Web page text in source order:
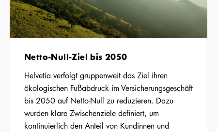
Netto-Null-Ziel bis 2050
Helvetia verfolgt gruppenweit das Ziel ihren
ökologischen Fußabdruck im Versicherungsgeschäft
bis 2050 auf Netto-Null zu reduzieren. Dazu
wurden klare Zwischenziele definiert, um
kontinuierlich den Anteil von Kundinnen und